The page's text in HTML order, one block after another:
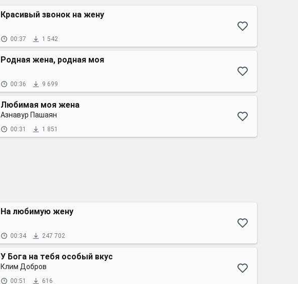
Красивый звонок на жену
00:37 1 542
Родная жена, родная моя
00:36 9 699
Любимая моя жена
Азнавур Пашаян
00:31 1 851
На любимую жену
00:34 247 702
У Бога на тебя особый вкус
Клим Добров
00:51 616